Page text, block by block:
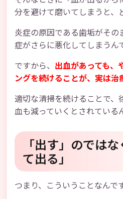
分を避けて磨いてしまうと、
炎症の原因である歯垢がその
症がさらに悪化してしまうん
ですから、 出血があっても、
ングを続けることが、実は治
適切な清掃を続けることで、
血も減っていくとされている
「出す」のでは
て出る」
つまり、こういうことなんです